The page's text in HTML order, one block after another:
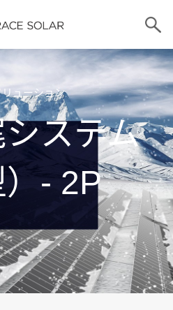
ューション
ステム
）- 2P